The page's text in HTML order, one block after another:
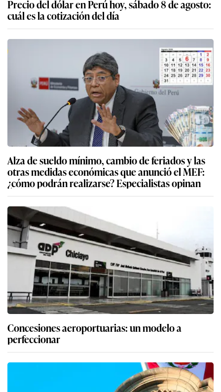
Precio del dólar en Perú hoy, sábado 8 de agosto:
cuál es la cotización del día
Alza de sueldo mínimo, cambio de feriados y las
otras medidas económicas que anunció el MEF:
¿cómo podrán realizarse? Especialistas opinan
Concesiones aeroportuarias: un modelo a
perfeccionar